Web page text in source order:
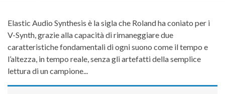
Elastic Audio Synthesis è la sigla che Roland ha coniato per i
V-Synth, grazie alla capacità di rimaneggiare due
caratteristiche fondamentali di ogni suono come il tempo e
l’altezza, in tempo reale, senza gli artefatti della semplice
lettura di un campione...